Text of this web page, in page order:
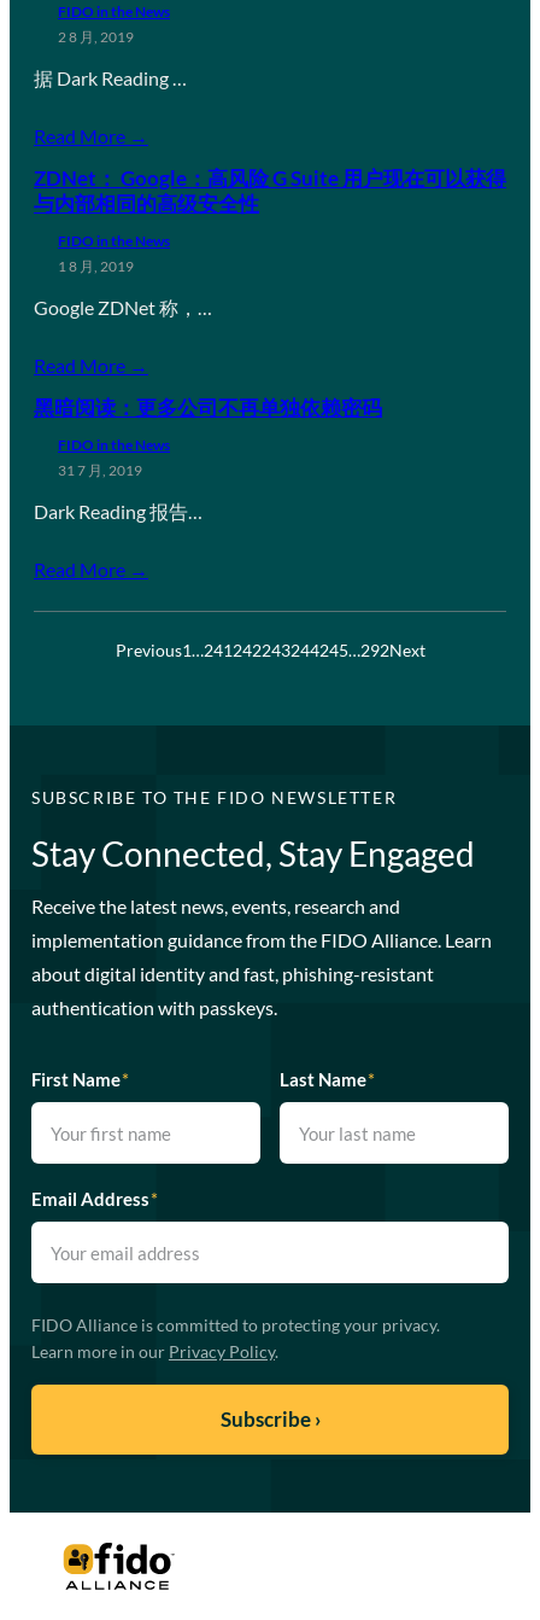
FIDO in the News
2 8 月, 2019
据 Dark Reading …
Read More →
ZDNet： Google：高风险 G Suite 用户现在可以获得
与内部相同的高级安全性
FIDO in the News
1 8 月, 2019
Google ZDNet 称，…
Read More →
黑暗阅读：更多公司不再单独依赖密码
FIDO in the News
31 7 月, 2019
Dark Reading 报告…
Read More →
Previous1…241242243244245…292Next
SUBSCRIBE TO THE FIDO NEWSLETTER
Stay Connected, Stay Engaged
Receive the latest news, events, research and
implementation guidance from the FIDO Alliance. Learn
about digital identity and fast, phishing-resistant
authentication with passkeys.
First Name* Last Name*
Email Address*
FIDO Alliance is committed to protecting your privacy.
Learn more in our Privacy Policy.